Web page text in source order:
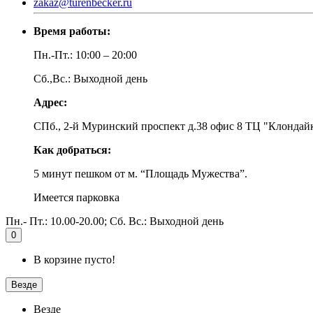
zakaz@turenbecker.ru
Время работы:
Пн.-Пт.: 10:00 – 20:00
Сб.,Вс.: Выходной день
Адрес:
СПб., 2-й Муринский проспект д.38 офис 8 ТЦ
Как добраться:
5 минут пешком от м. “Площадь Мужества”.
Имеется парковка
Пн.- Пт.: 10.00-20.00; Сб. Вс.: Выходной день
0
В корзине пусто!
Везде
Везде